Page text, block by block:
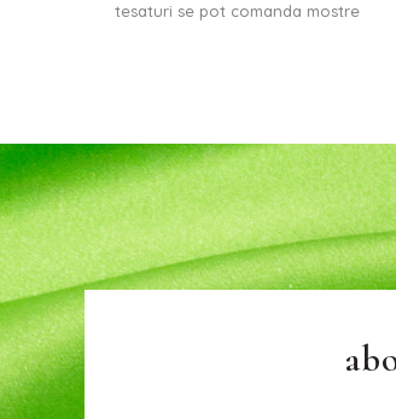
tesaturi se pot comanda mostre